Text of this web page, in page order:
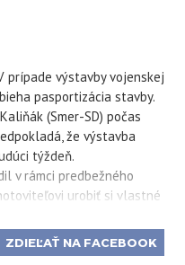
prípade výstavby vojenskej
pasportizácia stavby.
Kaliňák(Smer-SD) počas
že výstavba
týždeň.
v rámci predbežného
urobiť si vlastné
stavenisko a postupne
ZDIEĽAŤ NA FACEBOOK